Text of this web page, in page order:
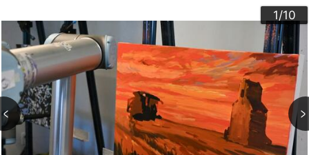
1/10
2/10
3/10
4/10
5/10
6/10
7/10
8/10
9/10
10/10